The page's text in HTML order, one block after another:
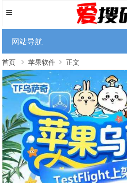
网站导航
首页 苹果软件 正文